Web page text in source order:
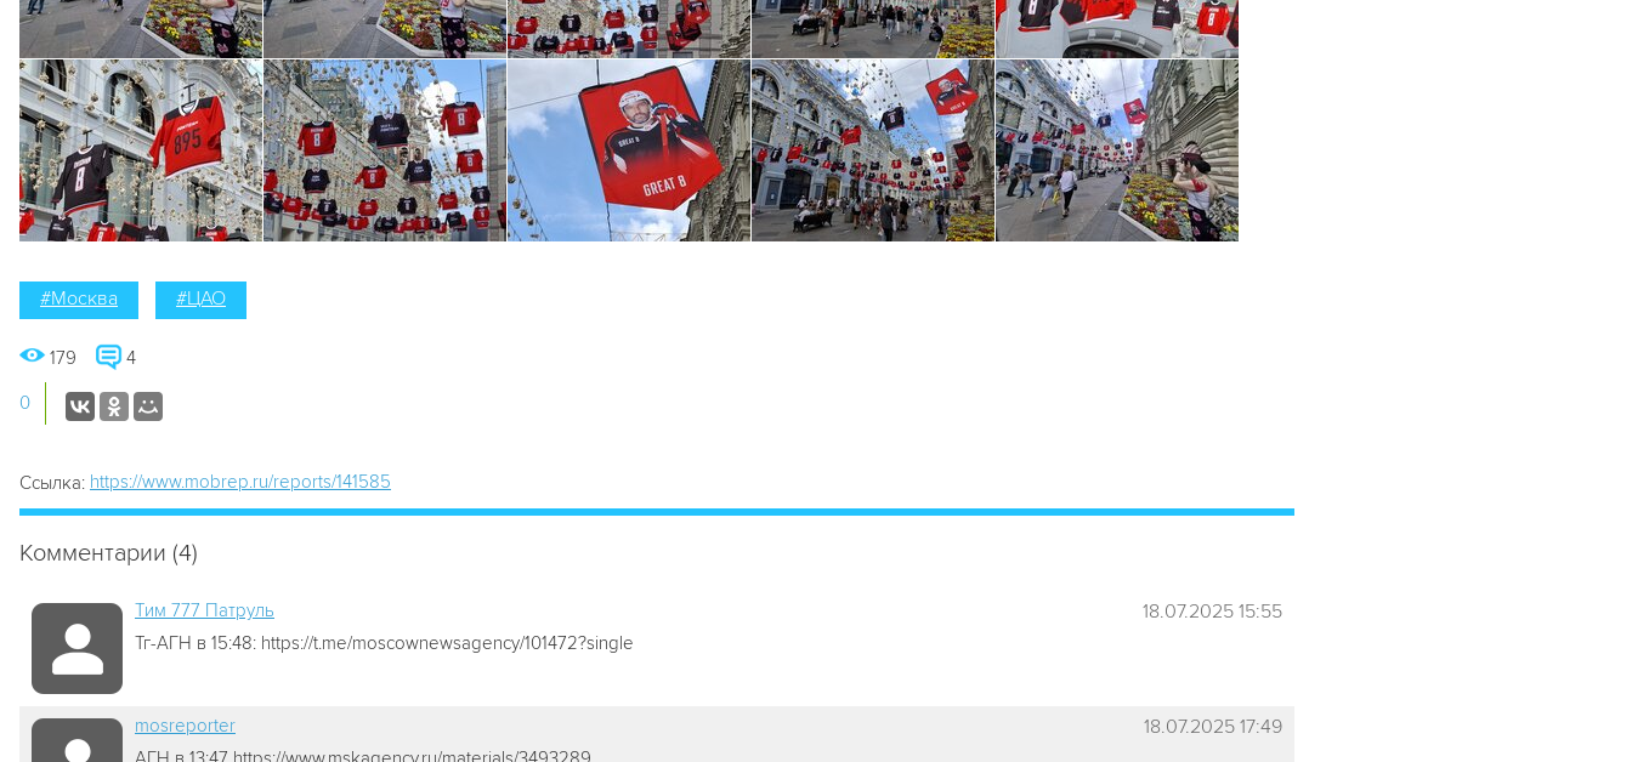
#Москва #ЦАО
179 4
0
Ссылка: https://www.mobrep.ru/reports/141585
Комментарии (4)
Tим 777 Патруль 18.07.2025 15:55
Тг-АГН в 15:48: https://t.me/moscownewsagency/101472?single
mosreporter 18.07.2025 17:49